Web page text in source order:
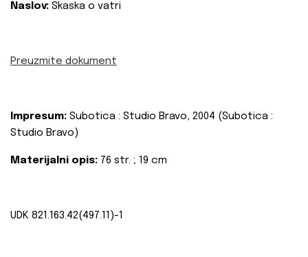
Naslov: Skaska o vatri
Preuzmite dokument
Impresum: Subotica : Studio Bravo, 2004 (Subotica :
Studio Bravo)
Materijalni opis: 76 str. ; 19 cm
UDK 821.163.42(497.11)-1